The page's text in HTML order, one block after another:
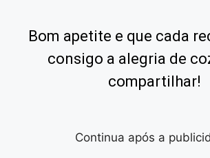
Bom apetite e que cada
consigo a alegria de
compartilhar!
Continua após a